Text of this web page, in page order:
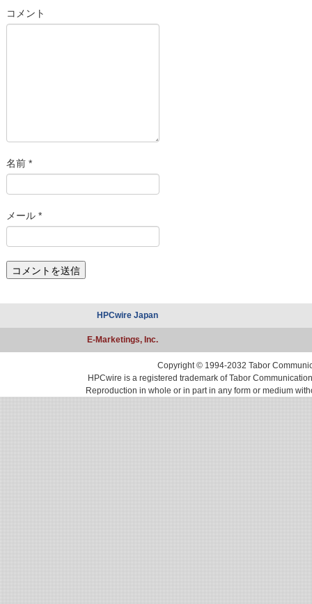
コメント
名前 *
メール *
HPCwire Japan
E-Marketings, Inc.
Copyright © 1994-2032 Tabor
HPCwire is a registered trademark of Tabor
Reproduction in whole or in part in any form or medium